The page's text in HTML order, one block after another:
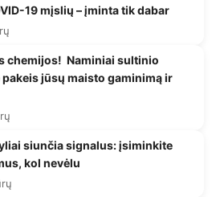
19 mįslių – įminta tik dabar
chemijos! Naminiai sultinio
jūsų maisto gaminimą ir
siunčia signalus: įsiminkite
kol nevėlu